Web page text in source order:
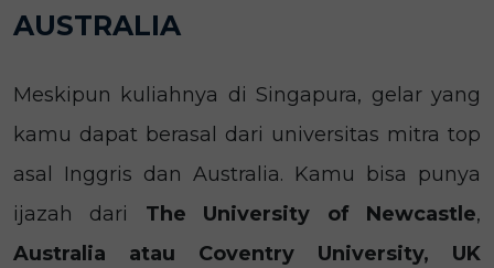
AUSTRALIA
Meskipun kuliahnya di Singapura, gelar yang
kamu dapat berasal dari universitas mitra top
asal Inggris dan Australia. Kamu bisa punya
ijazah dari The University of Newcastle,
Australia atau Coventry University, UK